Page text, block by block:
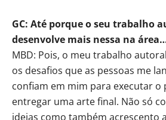
GC: Até porque o seu trabalho
desenvolve mais nessa na
MBD: Pois, o meu trabalho
os desafios que as pessoas me
confiam em mim para executar o
entregar uma arte final. Não só
ideias como também acrescento